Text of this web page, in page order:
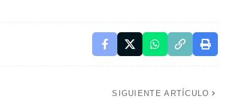
SIGUIENTE ARTÍCULO